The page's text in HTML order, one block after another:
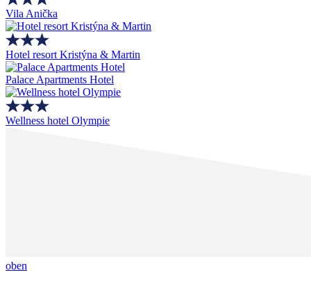
Vila Anička
Hotel resort Kristýna & Martin
Palace Apartments Hotel
Wellness hotel Olympie
oben